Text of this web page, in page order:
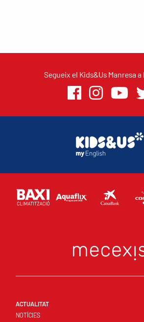
Segueix el Kids&Us Manresa a
ACTUALITAT
NOTÍCIES